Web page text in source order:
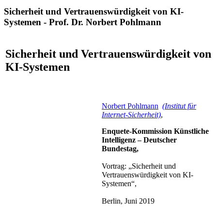
Sicherheit und Vertrauenswürdigkeit von KI-
Systemen - Prof. Dr. Norbert Pohlmann
Sicherheit und Vertrauenswürdigkeit von
KI-Systemen
Norbert Pohlmann (Institut für
Internet-Sicherheit),
Enquete-Kommission Künstliche
Intelligenz – Deutscher
Bundestag,
Vortrag: „Sicherheit und
Vertrauenswürdigkeit von KI-
Systemen“,
Berlin, Juni 2019